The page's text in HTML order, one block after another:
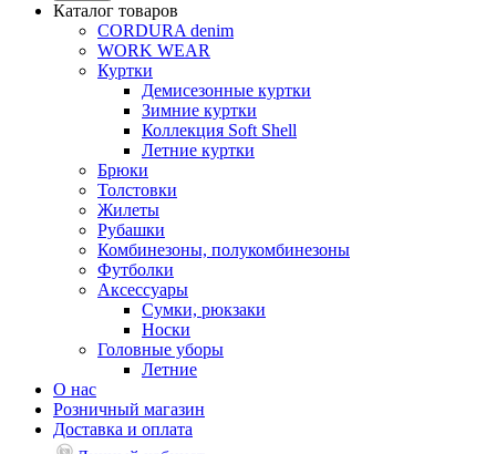
Каталог товаров
CORDURA denim
WORK WEAR
Куртки
Демисезонные куртки
Зимние куртки
Коллекция Soft Shell
Летние куртки
Брюки
Толстовки
Жилеты
Рубашки
Комбинезоны, полукомбинезоны
Футболки
Аксессуары
Сумки, рюкзаки
Носки
Головные уборы
Летние
О нас
Розничный магазин
Доставка и оплата